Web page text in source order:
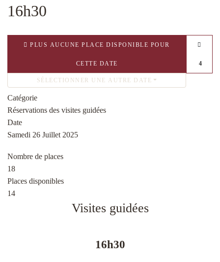
16h30
PLUS AUCUNE PLACE DISPONIBLE POUR
CETTE DATE
SÉLECTIONNER UNE AUTRE DATE
4
Catégorie
Réservations des visites guidées
Date
Samedi 26 Juillet 2025
Nombre de places
18
Places disponibles
14
Visites guidées
16h30